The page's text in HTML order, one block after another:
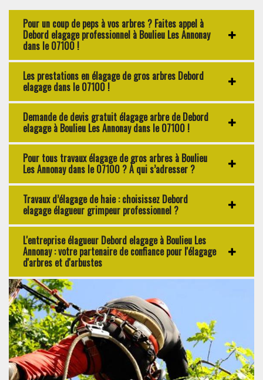
Pour un coup de peps à vos arbres ? Faites appel à
Debord elagage professionnel à Boulieu Les Annonay
dans le 07100 !
Les prestations en élagage de gros arbres Debord
elagage dans le 07100 !
Demande de devis gratuit élagage arbre de Debord
elagage à Boulieu Les Annonay dans le 07100 !
Pour tous travaux élagage de gros arbres à Boulieu
Les Annonay dans le 07100 ? À qui s’adresser ?
Travaux d’élagage de haie : choisissez Debord
elagage élagueur grimpeur professionnel ?
L'entreprise élagueur Debord elagage à Boulieu Les
Annonay : votre partenaire de confiance pour l'élagage
d'arbres et d'arbustes